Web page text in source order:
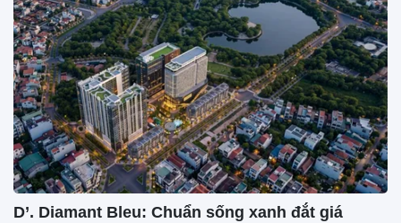
D’. Diamant Bleu: Chuẩn sống xanh đắt giá